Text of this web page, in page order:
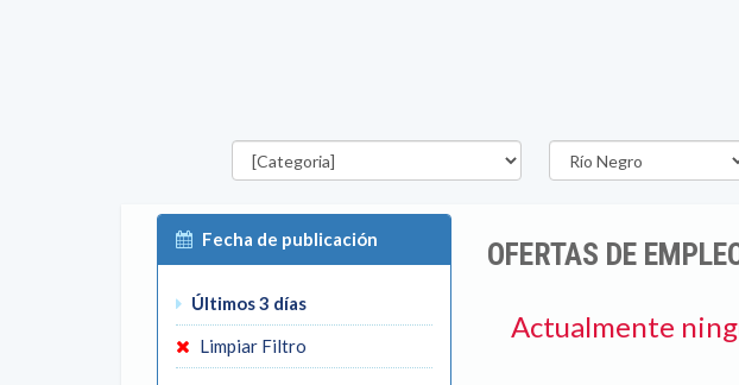
Categorías Provincia
Fecha de publicación
Últimos 3 días
Limpiar Filtro
OFERTAS DE
Actualmente